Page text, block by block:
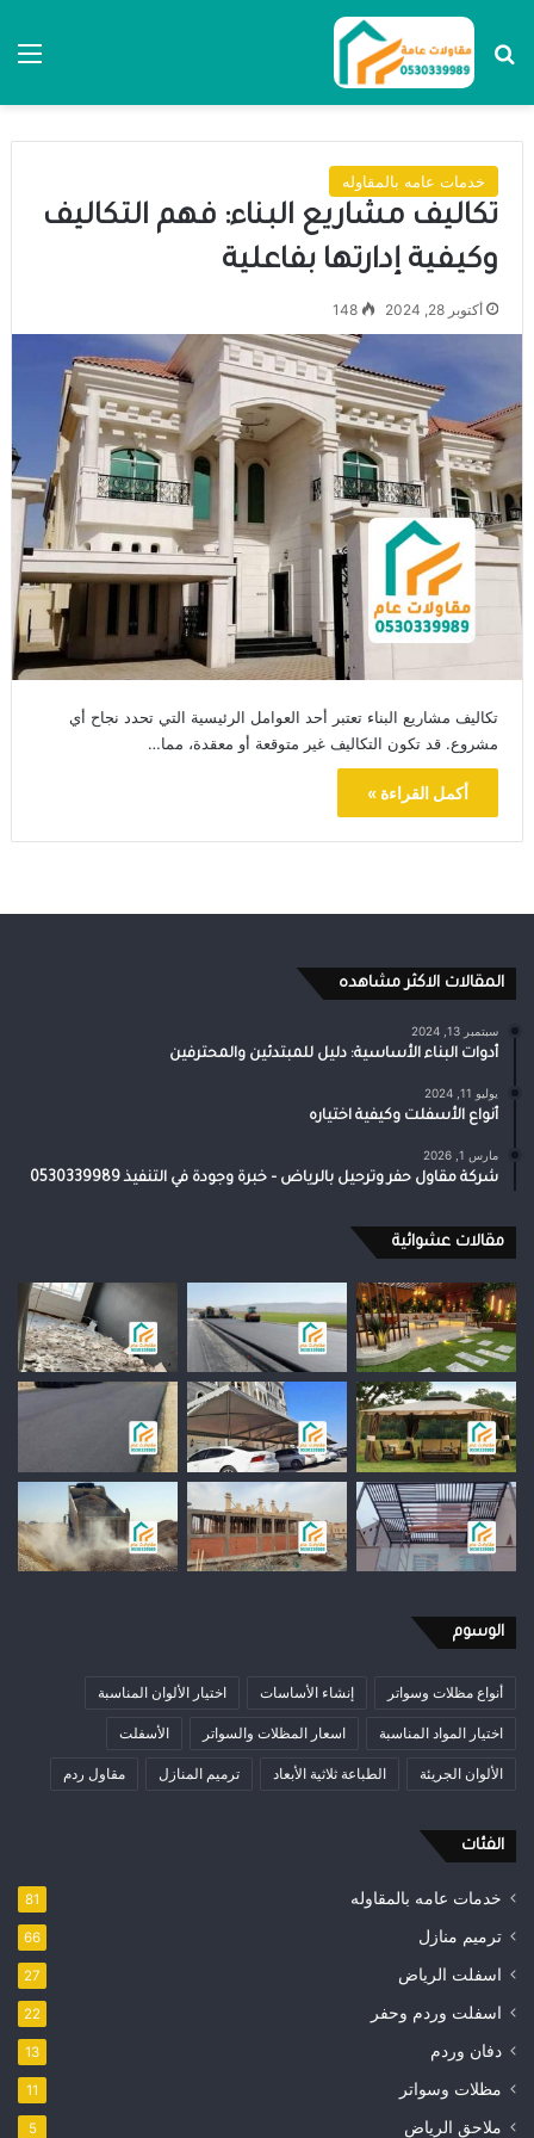
بحث عن
خدمات عامه بالمقاوله
تكاليف مشاريع البناء: فهم التكاليف
وكيفية إدارتها بفاعلية
أكتوبر 28, 2024 148
تكاليف مشاريع البناء تعتبر أحد العوامل الرئيسية التي تحدد نجاح أي
مشروع. قد تكون التكاليف غير متوقعة أو معقدة، مما…
أكمل القراءة »
المقالات الاكثر مشاهده
سبتمبر 13, 2024
أدوات البناء الأساسية: دليل للمبتدئين والمحترفين
يوليو 11, 2024
أنواع الأسفلت وكيفية اختياره
مارس 1, 2026
شركة مقاول حفر وترحيل بالرياض – خبرة وجودة في التنفيذ 0530339989
مقالات عشوائية
الوسوم
أنواع مظلات وسواتر إنشاء الأساسات اختيار الألوان المناسبة
اختيار المواد المناسبة اسعار المظلات والسواتر الأسفلت
الألوان الجريئة الطباعة ثلاثية الأبعاد ترميم المنازل مقاول ردم
الفئات
خدمات عامه بالمقاوله 81
ترميم منازل 66
اسفلت الرياض 27
اسفلت وردم وحفر 22
دفان وردم 13
مظلات وسواتر 11
ملاحق الرياض 5